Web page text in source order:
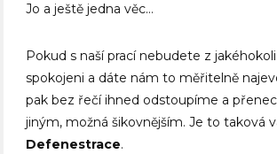
Jo a ještě jedna věc…
Pokud s naší prací nebudete z
spokojeni a dáte nám to měřitelně
pak bez řečí ihned odstoupíme a
jiným, možná šikovnějším. Je to taková
Defenestrace.